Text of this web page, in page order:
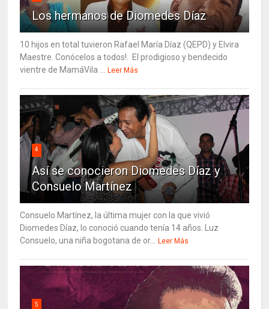
Los hermanos de Diomedes Díaz
10 hijos en total tuvieron Rafael María Díaz (QEPD) y Elvira
Maestre. Conócelos a todos!. El prodigioso y bendecido
vientre de MamáVila ...
Leer Más
4
Así se conocieron Diomedes Díaz y
Consuelo Martínez
Consuelo Martínez, la última mujer con la que vivió
Diomedes Díaz, lo conoció cuando tenía 14 años. Luz
Consuelo, una niña bogotana de or...
Leer Más
5